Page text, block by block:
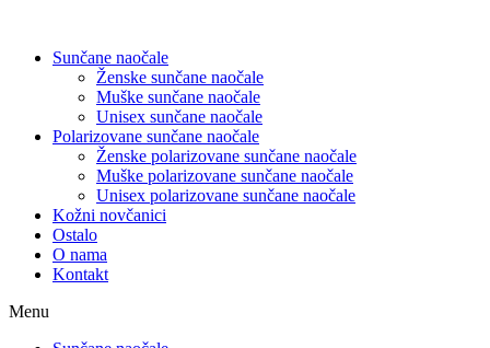
Sunčane naočale
Ženske sunčane naočale
Muške sunčane naočale
Unisex sunčane naočale
Polarizovane sunčane naočale
Ženske polarizovane sunčane naočale
Muške polarizovane sunčane naočale
Unisex polarizovane sunčane naočale
Kožni novčanici
Ostalo
O nama
Kontakt
Menu